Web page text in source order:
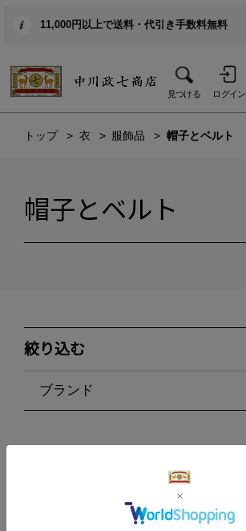
11,000円以上で送料・代引き手数料無料
見つける ログイン
トップ 衣 服飾品 帽子とベルト
帽子とベルト
絞り込む
ブランド